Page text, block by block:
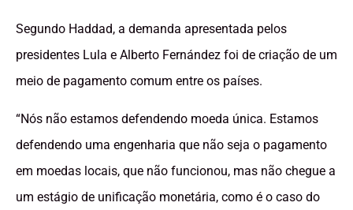
Segundo Haddad, a demanda apresentada pelos
presidentes Lula e Alberto Fernández foi de criação de um
meio de pagamento comum entre os países.
“Nós não estamos defendendo moeda única. Estamos
defendendo uma engenharia que não seja o pagamento
em moedas locais, que não funcionou, mas não chegue a
um estágio de unificação monetária, como é o caso do